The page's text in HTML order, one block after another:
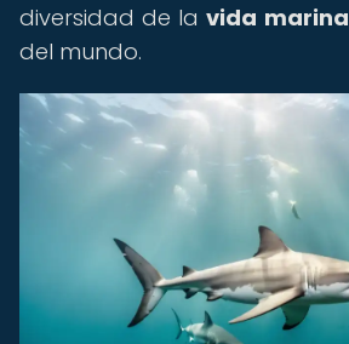
diversidad de lavida marina
del mundo.